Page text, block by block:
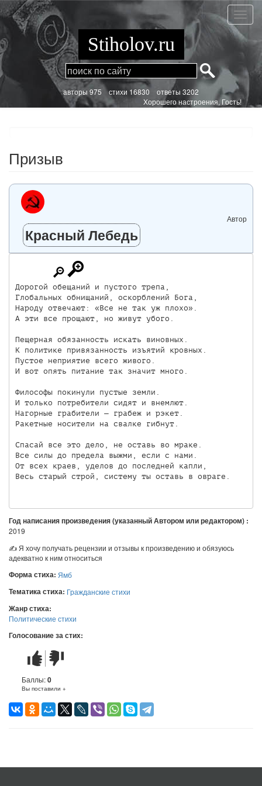
Перейти
к
основному
содержанию
Stiholov.ru
aвторы 975стихи 16830 ответы 3202
Хорошего настроения, Гость!
Призыв
Автор
Красный Лебедь
Дорогой обещаний и пустого трепа,
Глобальных обнищаний, оскорблений Бога,
Народу отвечают: «Все не так уж плохо».
А эти все прощают, но живут убого.
Пещерная обязанность искать виновных.
К политике привязанность изъятий кровных.
Пустое неприятие всего живого.
И вот опять питание так значит много.
Философы покинули пустые земли.
И только потребители сидят и внемлют.
Нагорные грабители — грабеж и рэкет.
Ракетные носители на свалке гибнут.
Спасай все это дело, не оставь во мраке.
Все силы до предела выжми, если с нами.
От всех краев, уделов до последней капли,
Весь старый строй, систему ты оставь в овраге.
Год написания произведения (указанный Автором или редактором) :
2019
✍ Я хочу получать рецензии и отзывы к произведению и обязуюсь
адекватно к ним относиться
Форма стиха: Ямб
Тематика стиха: Гражданские стихи
Жанр стиха:
Политические стихи
Голосование за стих:
Стих
понравился
Стих
не
понравился
Баллы:0
Вы поставили +